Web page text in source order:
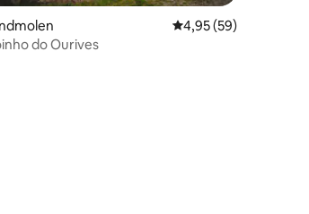
van 4,93 op 5, 150 recensies
Gemiddelde
4,95 (59)
do Ourives